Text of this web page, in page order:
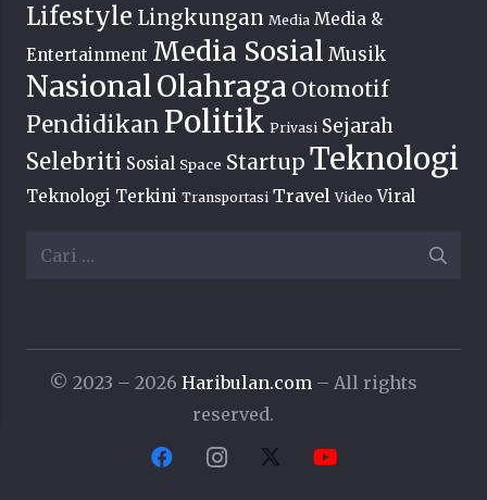
Lifestyle Lingkungan Media Media &
Entertainment Media Sosial Musik
NasionalOlahraga Otomotif
Pendidikan Politik Privasi Sejarah
Selebriti Sosial Space Startup Teknologi
Teknologi Terkini Transportasi Travel Video Viral
Cari
© 2023 – 2026 Haribulan.com – All rights
reserved.